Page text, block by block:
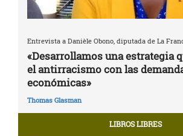
Entrevista a Danièle Obono, diputada de La
«Desarrollamos una estrategia
el antirracismo con las
económicas»
Thomas Glasman
LIBROS LIBRES